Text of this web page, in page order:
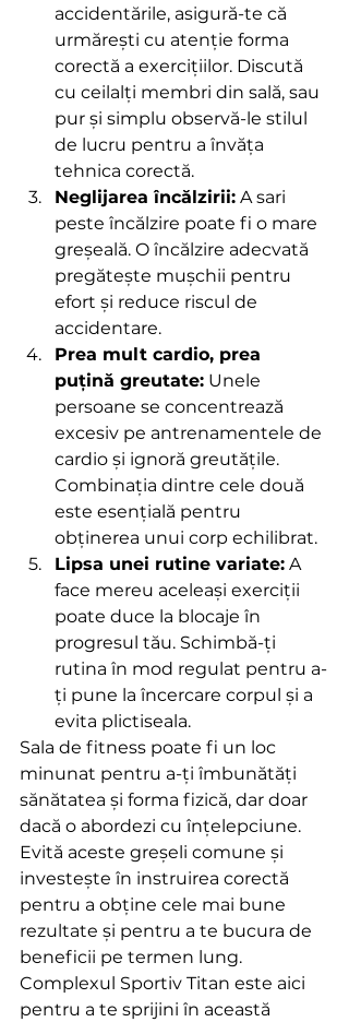
accidentările, asigură-te că
urmărești cu atenție forma
corectă a exercițiilor. Discută
cu ceilalți membri din sală, sau
pur și simplu observă-le stilul
de lucru pentru a învăța
tehnica corectă.
Neglijarea încălzirii: A sari
peste încălzire poate fi o mare
greșeală. O încălzire adecvată
pregătește mușchii pentru
efort și reduce riscul de
accidentare.
Prea mult cardio, prea
puțină greutate: Unele
persoane se concentrează
excesiv pe antrenamentele de
cardio și ignoră greutățile.
Combinația dintre cele două
este esențială pentru
obținerea unui corp echilibrat.
Lipsa unei rutine variate: A
face mereu aceleași exerciții
poate duce la blocaje în
progresul tău. Schimbă-ți
rutina în mod regulat pentru a-
ți pune la încercare corpul și a
evita plictiseala.
Sala de fitness poate fi un loc
minunat pentru a-ți îmbunătăți
sănătatea și forma fizică, dar doar
dacă o abordezi cu înțelepciune.
Evită aceste greșeli comune și
investește în instruirea corectă
pentru a obține cele mai bune
rezultate și pentru a te bucura de
beneficii pe termen lung.
Complexul Sportiv Titan este aici
pentru a te sprijini în această